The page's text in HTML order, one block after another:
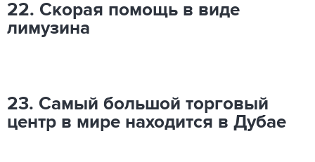
22. Скорая помощь в виде
лимузина
23. Самый большой торговый
центр в мире находится в Дубае